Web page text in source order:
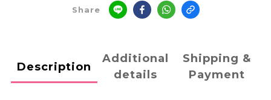
Share
Description
Additional
details
Shipping &
Payment